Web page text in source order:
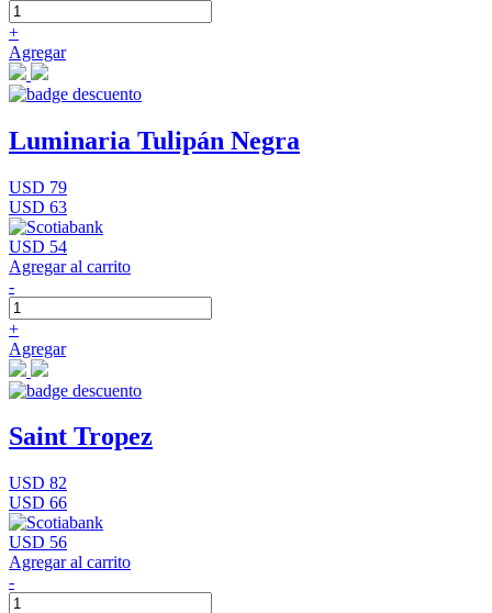
+
Agregar
Luminaria Tulipán Negra
USD 79
USD 63
USD 54
Agregar al carrito
-
+
Agregar
Saint Tropez
USD 82
USD 66
USD 56
Agregar al carrito
-